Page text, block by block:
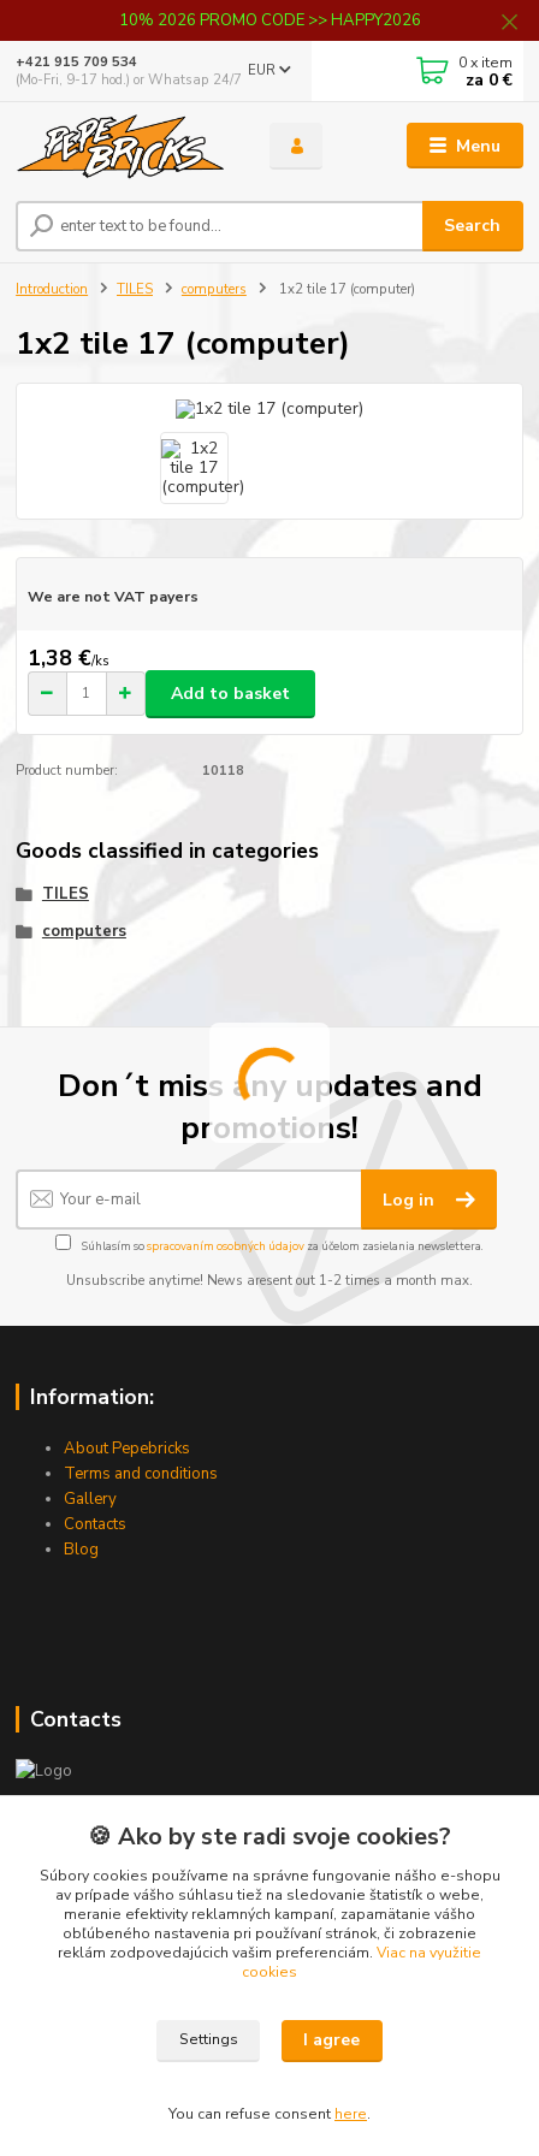
10% 2026 PROMO CODE >> HAPPY2026
Menu
EUR
Search
+421 915 709 534
(Mo-Fri, 9-17 hod.) or Whatsap 24/7
0x item
za 0 €
Introduction TILES computers 1x2 tile 17 (computer)
1x2 tile 17 (computer)
We are not VAT payers
1,38 €/ks
Add to basket
Product number: 10118
Goods classified in categories
TILES
computers
Don´t miss any updates and
promotions!
Log in
Súhlasím sospracovaním osobných údajov za účelom zasielania newslettera.
Unsubscribe anytime! News aresent out 1-2 times a month max.
Information:
About Pepebricks
Terms and conditions
Gallery
Contacts
Blog
Contacts
+421 915 709 534
(Mo-Fri, 9-17 hod.) or Whatsap 24/7
skifi.space@gmail.com
🍪 Ako by ste radi svoje cookies?
Súbory cookies používame na správne fungovanie nášho e-shopu
av prípade vášho súhlasu tiež na sledovanie štatistík o webe,
meranie efektivity reklamných kampaní, zapamätanie vášho
obľúbeného nastavenia pri používaní stránok, či zobrazenie
reklám zodpovedajúcich vašim preferenciám. Viac na využitie
cookies
Settings I agree
You can refuse consent here.